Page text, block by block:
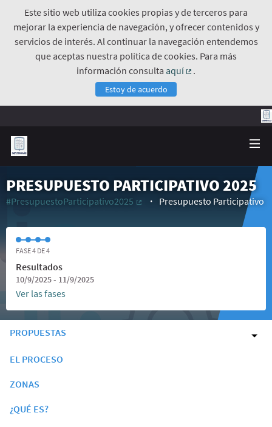
Este sitio web utiliza cookies propias y de terceros para
mejorar la experiencia de navegación, y ofrecer contenidos y
servicios de interés. Al continuar la navegación entendemos
que aceptas nuestra política de cookies. Para más
información consulta aquí
.
Estoy de acuerdo
PRESUPUESTO PARTICIPATIVO 2025
#PresupuestoParticipativo2025
Presupuesto Participativo
FASE 4 DE 4
Resultados
10/9/2025 - 11/9/2025
Ver las fases
PROPUESTAS
EL PROCESO
ZONAS
¿QUÉ ES?